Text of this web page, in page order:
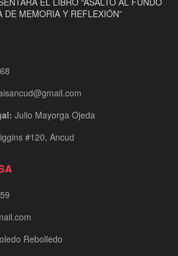
DE MEMORIA Y REFLEXIÓN”
Julio Mayorga Ojeda
#120, Ancud
Rebolledo